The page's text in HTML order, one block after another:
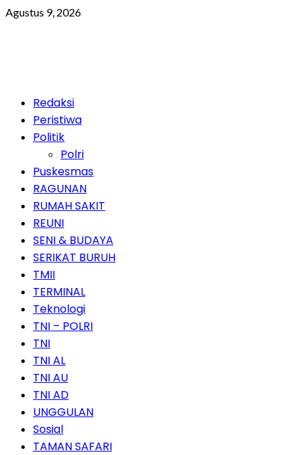
Skip
Agustus 9, 2026
PrimaryRedaksi
Peristiwa
Politik
Polri
Puskesmas
RAGUNAN
RUMAH SAKIT
REUNI
SENI & BUDAYA
SERIKAT BURUH
TMII
TERMINAL
Teknologi
TNI – POLRI
TNI
TNI AL
TNI AU
TNI AD
UNGGULAN
Sosial
TAMAN SAFARI